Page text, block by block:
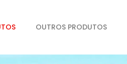
OUTROS PRODUTOS